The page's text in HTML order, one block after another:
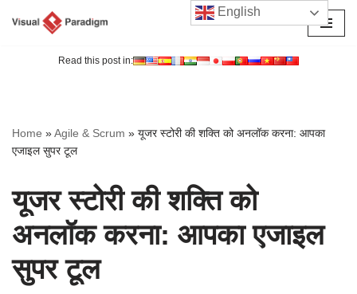
Read this post in:
Home »Agile & Scrum » यूजर स्टोरी की शक्ति को अनलॉक करना: आपका
एजाइल सुपर टूल
यूजर स्टोरी की शक्ति को
अनलॉक करना: आपका एजाइल
सुपर टूल
English